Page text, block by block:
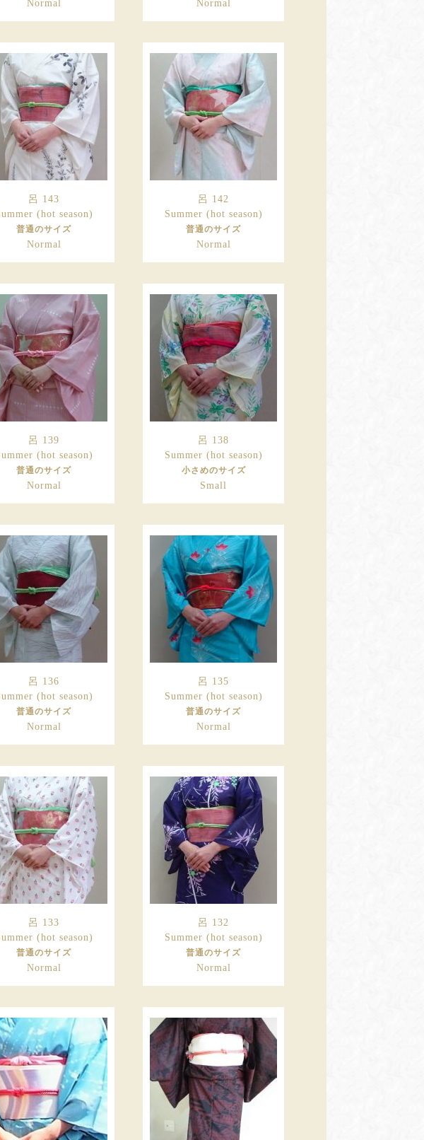
Normal Normal
呂 143
(hot season)
普通のサイズ
Normal
呂 142
Summer (hot season)
普通のサイズ
Normal
呂 139
(hot season)
普通のサイズ
Normal
呂 138
Summer (hot season)
小さめのサイズ
Small
呂 136
(hot season)
普通のサイズ
Normal
呂 135
Summer (hot season)
普通のサイズ
Normal
呂 133
(hot season)
普通のサイズ
Normal
呂 132
Summer (hot season)
普通のサイズ
Normal